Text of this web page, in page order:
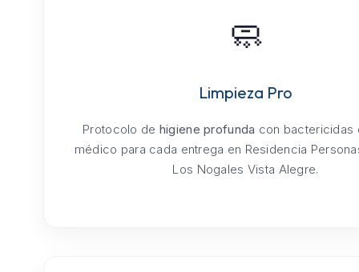
🧼
Limpieza Pro
Protocolo de higiene profunda con bactericidas
médico para cada entrega en Residencia
Los Nogales Vista Alegre.